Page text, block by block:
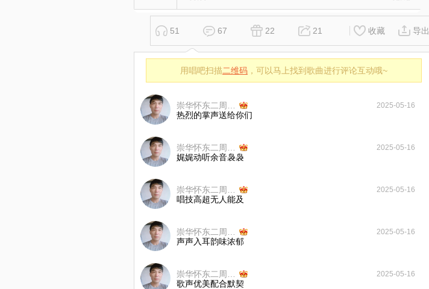
51 67 22 21 收藏 导出
用唱吧扫描二维码 ，可以马上找到歌曲进行评论互动哦~
2025-05-16
热烈的掌声送给你们
2025-05-16
娓娓动听余音袅袅
2025-05-16
唱技高超无人能及
2025-05-16
声声入耳韵味浓郁
2025-05-16
歌声优美配合默契